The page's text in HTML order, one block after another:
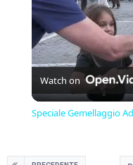
Watch on
Speciale Gemellaggio